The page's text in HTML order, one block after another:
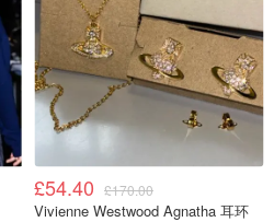
£54.40 £170.00
Vivienne Westwood Agnatha 耳环